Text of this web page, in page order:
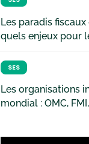
Les paradis
quels enjeux pour
SES
Les organisations
mondial : OMC,